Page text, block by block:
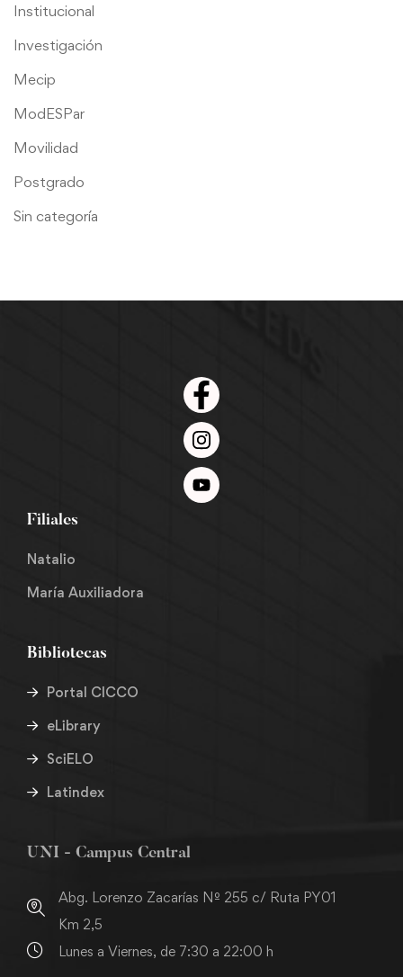
Institucional
Investigación
Mecip
ModESPar
Movilidad
Postgrado
Sin categoría
Filiales
Natalio
María Auxiliadora
Bibliotecas
Portal CICCO
eLibrary
SciELO
Latindex
UNI - Campus Central
Abg. Lorenzo Zacarías Nº 255 c/ Ruta PY01
Km 2,5
Lunes a Viernes, de 7:30 a 22:00 h